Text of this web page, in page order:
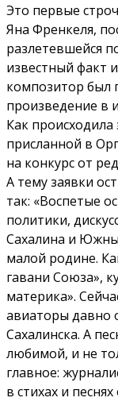
Это первые
Яна Френкеля,
разлетевшейся
известный факт
композитор был
произведение в
Как происходила
присланной в
на конкурс от
А тему заявки
так: «Воспетые
политики,
Сахалина и
малой родине.
гавани Союза»,
материка».
авиаторы давно
Сахалинска. А
любимой, и не
главное:
в стихах и